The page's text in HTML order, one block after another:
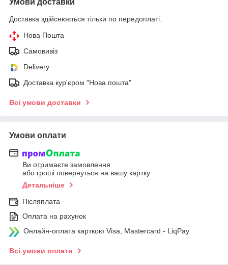
Доставка здійснюється тільки по передоплаті.
Нова Пошта
Самовивіз
Delivery
Доставка кур'єром "Нова пошта"
Всі умови доставки
Умови оплати
Ви отримаєте замовлення
або гроші повернуться на вашу картку
Детальніше
Післяплата
Оплата на рахунок
Онлайн-оплата карткою Visa, Mastercard - LiqPay
Всі умови оплати